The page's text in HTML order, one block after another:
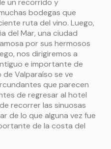
un recorrido y
bodegas que
ruta del vino. Luego,
del Mar, una ciudad
por sus hermosos
nos dirigiremos a
e importante de
Valparaíso se ve
que parecen
de regresar al hotel
recorrer las sinuosas
de lo que alguna vez fue
de la costa del